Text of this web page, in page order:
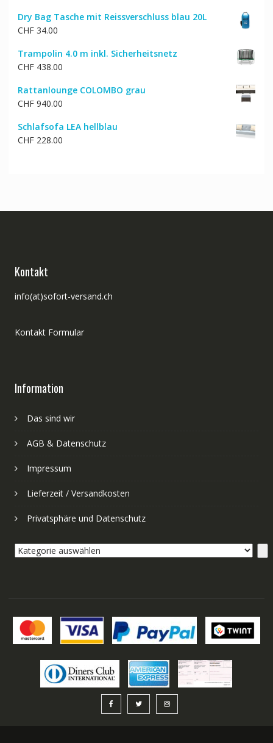
Dry Bag Tasche mit Reissverschluss blau 20L
CHF34.00
Trampolin 4.0 m inkl. Sicherheitsnetz
CHF438.00
Rattanlounge COLOMBO grau
CHF940.00
Schlafsofa LEA hellblau
CHF228.00
Kontakt
info(at)sofort-versand.ch
Kontakt Formular
Information
Das sind wir
AGB & Datenschutz
Impressum
Lieferzeit / Versandkosten
Privatsphäre und Datenschutz
Kategorie